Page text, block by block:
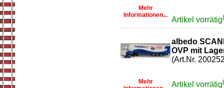
Mehr
Informationen...
Artikel vorrätig
Mehr
albedo
OVP mit
(Art.Nr.
Artikel vorrätig